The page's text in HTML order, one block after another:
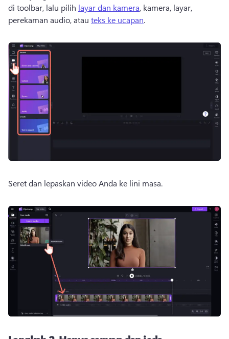
di toolbar, lalu pilih layar dan kamera, kamera, layar,
perekaman audio, atau teks ke ucapan.
Seret dan lepaskan video Anda ke lini masa.